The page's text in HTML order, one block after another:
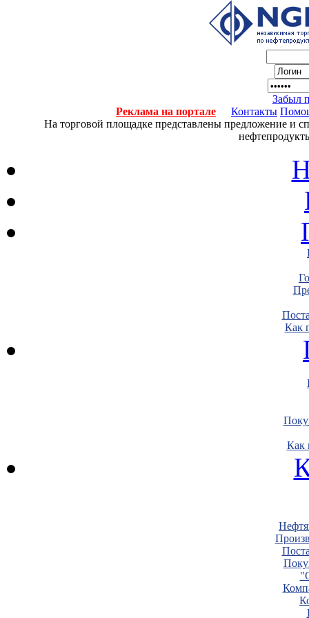
Забыл
Реклама на портале
Контакты
На торговой площадке представлены предложение и
Как
Как